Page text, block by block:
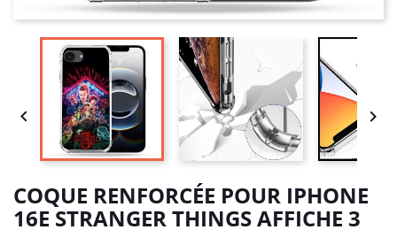
 
COQUE RENFORCÉE POUR IPHONE
16E STRANGER THINGS AFFICHE 3